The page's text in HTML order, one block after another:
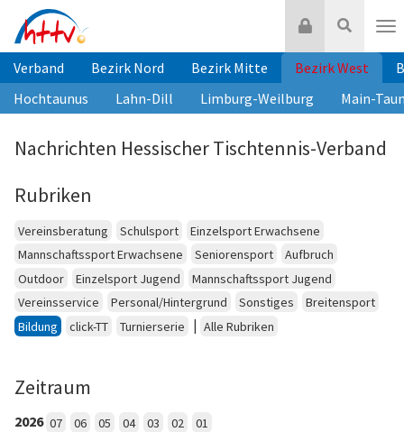
Inhalt
springen
Suche
Login
Verband Bezirk Nord Bezirk Mitte Bezirk West
Hochtaunus
Lahn-Dill Limburg-Weilburg Main-
Nachrichten Hessischer Tischtennis-Verband
Rubriken
Vereinsberatung Schulsport
Einzelsport Erwachsene
Mannschaftssport Erwachsene
Seniorensport
Aufbruch
Outdoor
Einzelsport Jugend
Mannschaftssport Jugend
Vereinsservice
Personal/Hintergrund Sonstiges
Breitensport
Bildung
click-TT Turnierserie | Alle Rubriken
Zeitraum
2026 07 06 05 04 03 02 01